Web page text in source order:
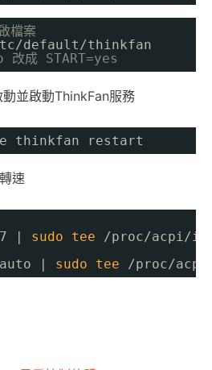
檔案
default/thinkfan
改成 START=yes
並啟動ThinkFan服務
thinkfan restart
速
| sudo tee
/proc/acpi/
| sudo tee /proc/